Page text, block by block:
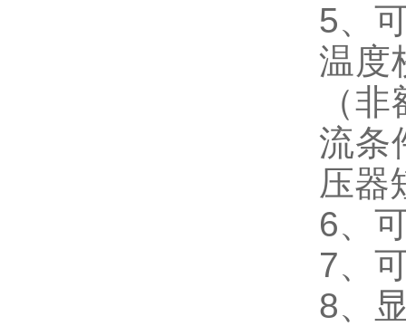
5、
温度
（
流条
压器
6、
7、
8、